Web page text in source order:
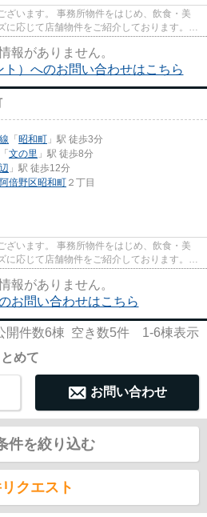
ざいます。 事務所物件をはじめ、飲食・美
応じて店舗物件をご紹介しております。
報がありません。
）へのお問い合わせはこちら
「昭和町 」駅 徒歩3分
「文の里 」駅 徒歩8分
」駅 徒歩12分
倍野区昭和町 ２丁目
ざいます。 事務所物件をはじめ、飲食・美
応じて店舗物件をご紹介しております。
報がありません。
お問い合わせはこちら
開件数6棟 空き数5件 1-6棟表示
めて
お問い合わせ
件を絞り込む
クエスト